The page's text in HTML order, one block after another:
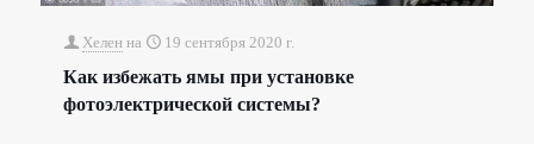
Хелен на 19 сентября 2020 г.
Как избежать ямы при установке
фотоэлектрической системы?